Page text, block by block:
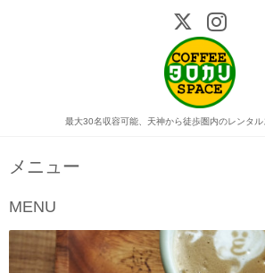
最大30名収容可能、天神から徒歩圏内のレンタ
メニュー
MENU